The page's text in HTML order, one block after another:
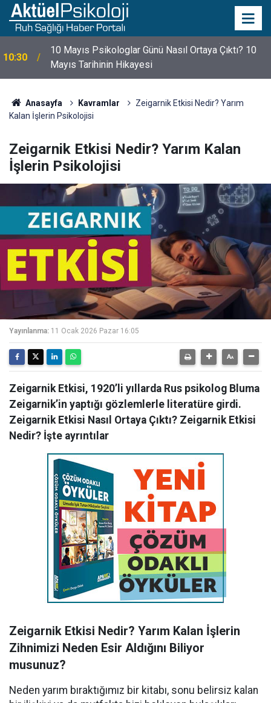
10:30
10 Mayıs Psikologlar Günü Nasıl Ortaya Çıktı? 10
Mayıs Tarihinin Hikayesi
Anasayfa Kavramlar
Zeigarnik Etkisi Nedir? Yarım
Kalan İşlerin Psikolojisi
Zeigarnik Etkisi Nedir? Yarım Kalan
İşlerin Psikolojisi
Yayınlanma: 11 Ocak 2026 Pazar 16:05
Zeigarnik Etkisi, 1920’li yıllarda Rus psikolog Bluma
Zeigarnik’in yaptığı gözlemlerle literatüre girdi.
Zeigarnik Etkisi Nasıl Ortaya Çıktı? Zeigarnik Etkisi
Nedir? İşte ayrıntılar
Zeigarnik Etkisi Nedir? Yarım Kalan İşlerin
Zihnimizi Neden Esir Aldığını Biliyor
musunuz?
Neden yarım bıraktığımız bir kitabı, sonu belirsiz kalan